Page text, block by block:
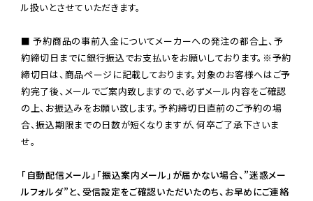
ル扱いとさせていただきます。
■ 予約商品の事前入金についてメーカーへの発注の都合上、予
約締切日までに銀行振込でお支払いをお願いしております。※予約
締切日は、商品ページに記載しております。対象のお客様へはご予
約完了後、メールでご案内致しますので、必ずメール内容をご確認
の上、お振込みをお願い致します。予約締切日直前のご予約の場
合、振込期限までの日数が短くなりますが、何卒ご了承下さいま
せ。
「自動配信メール」「振込案内メール」が届かない場合、”迷惑メー
ルフォルダ”と、受信設定をご確認いただいたのち、お早めにご連絡